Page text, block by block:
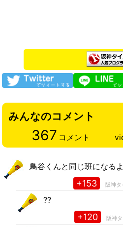
みんなのコメント
367 コメント
鳥谷くんと同じ班になる
+153 阪神タ
??
+120 阪神タ